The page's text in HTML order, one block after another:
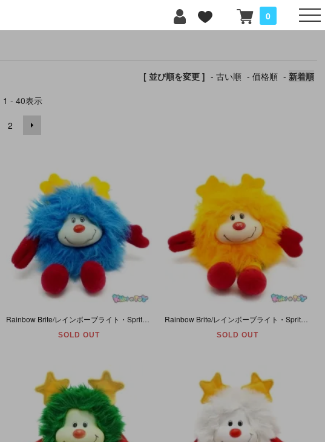
0
[ 並び順を変更 ] - 古い順 - 価格順 - 新着順
1 - 40表示
2
Rainbow Brite/レインボーブライト・Sprites/スプライト・Champ/チャンプ・ブルー・ぬいぐるみ・Taco Bell/タコベル・1983年
SOLD OUT
Rainbow Brite/レインボーブライト・Sprites/スプライト・Spark/スパーク・イエロー・ぬいぐるみ・Taco Bell/タコベル・1983年
SOLD OUT